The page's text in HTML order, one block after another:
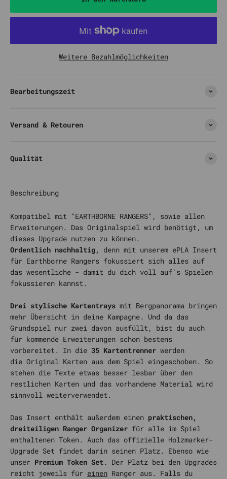
Weitere Bezahlmöglichkeiten
Bearbeitungszeit
Versand & Retouren
Qualität
Beschreibung
Kompatibel mit "EARTHBORNE RANGERS", sowie allen
Erweiterungen. Das Originalspiel wird benötigt, um
dieses Upgrade nutzen zu können.
Ordentlich nachhaltig,
denn mit unserem ePLA Insert
für Earthborne Rangers fokussiert sich alles auf
das wesentliche - damit du dich voll auf's Spielen
fokussieren kannst.
Drei stylische Kartentrays mit Bergpanorama bringen
mehr Übersicht in deine Kampagne. Und da das
Grundspiel nur zwei davon ausfüllt, bist du auch
für kommende Erweiterungen schon bestens
vorbereitet. In die 35 Kartentrenner werden
die Original Karten aus dem Spiel eingeschoben. So
stehen die Texte etwas besser lesbar über den
restlichen Karten und das vorhandene Material wird
sinnvoll weiterverwendet.
Das Insert enthält außerdem einen praktischen,
dreiteiligen Ranger Organizer für alle im Spiel
enthaltenen Token. Auch das offizielle Holzmarker-
Upgrade Set findet darin seinen Platz. Ebenso wie
unser Premium Token Set. Der Platz bei den Upgrades
reicht jeweils für einen Ranger aus. Falls du